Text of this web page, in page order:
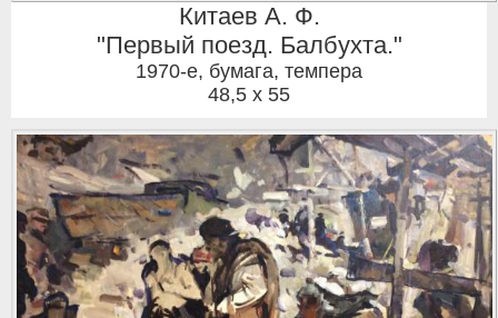
Китаев А. Ф.
"Первый поезд. Балбухта."
1970-е, бумага, темпера
48,5 x 55